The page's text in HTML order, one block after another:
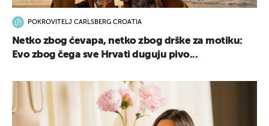
POKROVITELJ CARLSBERG CROATIA
Netko zbog ćevapa, netko zbog drške za motiku:
Evo zbog čega sve Hrvati duguju pivo...